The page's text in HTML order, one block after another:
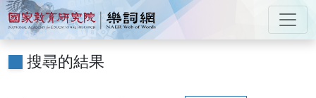
跳到主要內容
:::
國家教育研究院 樂詞網
搜尋的結果